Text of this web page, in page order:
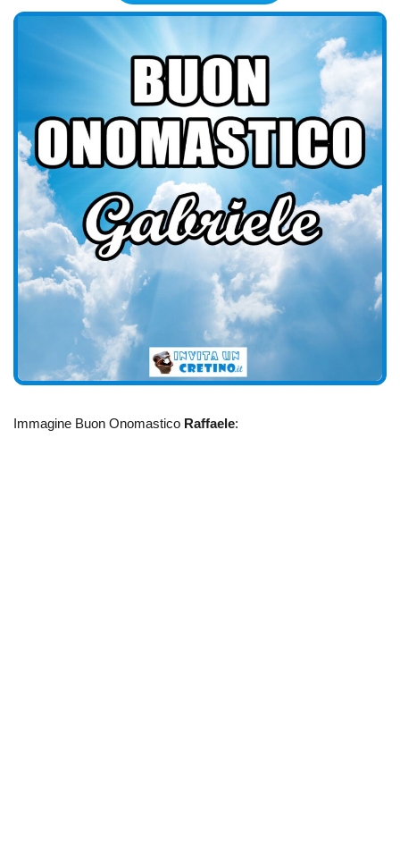
Immagine Buon Onomastico Raffaele: